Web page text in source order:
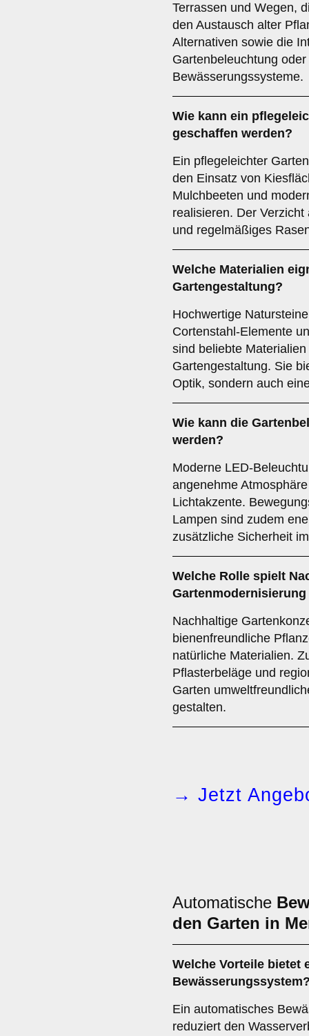
Terrassen und Wegen,
den Austausch alter
Alternativen sowie die
Gartenbeleuchtung
Bewässerungssysteme.
Wie kann ein
geschaffen werden?
Ein pflegeleichter
den Einsatz von
Mulchbeeten und
realisieren. Der
und regelmäßiges
Welche Materialien
Gartengestaltung?
Hochwertige
Cortenstahl-Elemente
sind beliebte
Gartengestaltung. Sie
Optik, sondern auch
Wie kann die
werden?
Moderne LED-
angenehme
Lichtakzente.
Lampen sind zudem
zusätzliche Sicherheit
Welche Rolle spielt
Nachhaltige
bienenfreundliche
natürliche Materialien.
Pflasterbeläge und
Garten
gestalten.
→ Jetzt
Automatische
den Garten in
Welche Vorteile bietet
Ein automatisches
reduziert den